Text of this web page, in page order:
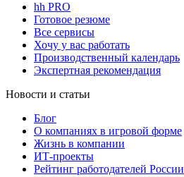
hh PRO
Готовое резюме
Все сервисы
Хочу у вас работать
Производственный календарь
Экспертная рекомендация
Новости и статьи
Блог
О компаниях в игровой форме
Жизнь в компании
ИТ-проекты
Рейтинг работодателей России